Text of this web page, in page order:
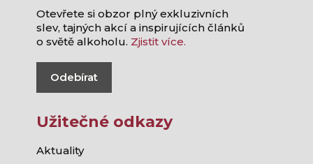
Otevřete si obzor plný exkluzivních
slev, tajných akcí a inspirujících článků
o světě alkoholu. Zjistit více.
Odebírat
Užitečné odkazy
Aktuality